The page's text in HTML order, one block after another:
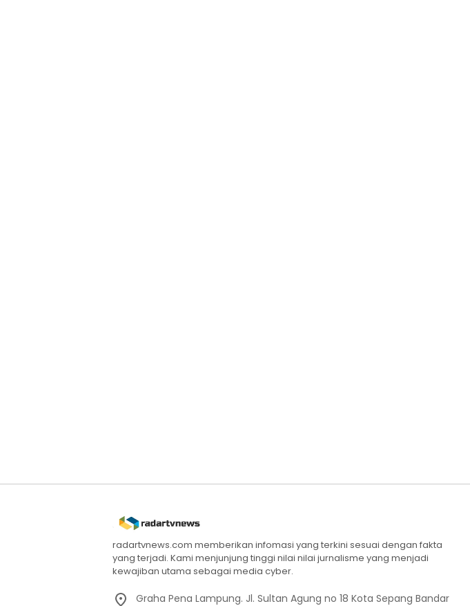
radartvnews.com memberikan infomasi yang terkini sesuai dengan fakta
yang terjadi. Kami menjunjung tinggi nilai nilai jurnalisme yang menjadi
kewajiban utama sebagai media cyber.
Graha Pena Lampung. Jl. Sultan Agung no 18 Kota Sepang Bandar